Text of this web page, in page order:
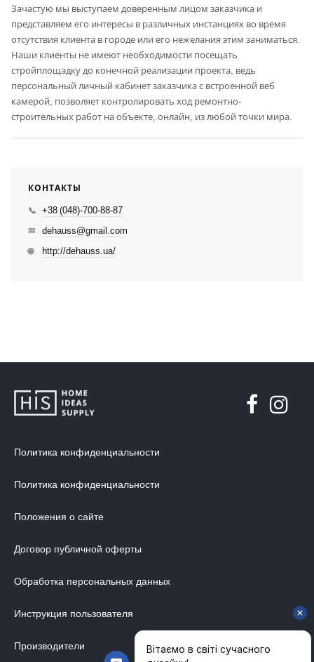
Зачастую мы выступаем доверенным лицом заказчика и
представляем его интересы в различных инстанциях во время
отсутствия клиента в городе или его нежелания этим заниматься.
Наши клиенты не имеют необходимости посещать
стройплощадку до конечной реализации проекта, ведь
персональный личный кабинет заказчика с встроенной веб
камерой, позволяет контролировать ход ремонтно-
строительных работ на объекте, онлайн, из любой точки мира.
КОНТАКТЫ
📞 +38 (048)-700-88-87
✉ dehauss@gmail.com
🌐 http://dehauss.ua/
Политика конфиденциальности
Политика конфиденциальности
Положения о сайте
Договор публичной оферты
Обработка персональных данных
Инструкция пользователя
Производители